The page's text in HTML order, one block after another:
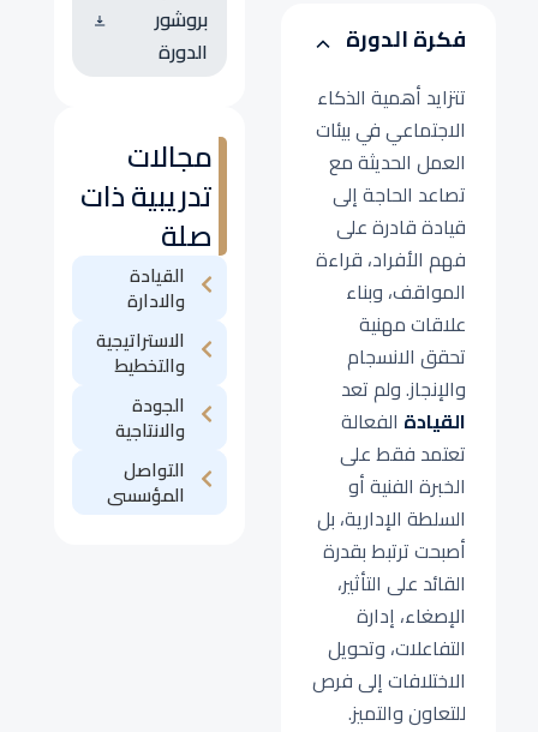
بروشور
الدورة
مجالات
تدريبية ذات
صلة
القيادة
والادارة
الاستراتيجية
والتخطيط
الجودة
والانتاجية
التواصل
المؤسسى
فكرة الدورة
تتزايد أهمية الذكاء
الاجتماعي في بيئات
العمل الحديثة مع
تصاعد الحاجة إلى
قيادة قادرة على
فهم الأفراد، قراءة
المواقف، وبناء
علاقات مهنية
تحقق الانسجام
والإنجاز. ولم تعد
القيادة الفعالة
تعتمد فقط على
الخبرة الفنية أو
السلطة الإدارية، بل
أصبحت ترتبط بقدرة
القائد على التأثير،
الإصغاء، إدارة
التفاعلات، وتحويل
الاختلافات إلى فرص
للتعاون والتميز.